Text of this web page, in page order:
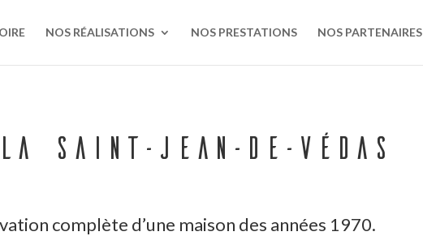
NOS RÉALISATIONS NOS PRESTATIONS NOS PARTENAIRES
Saint-Jean-de-Védas
complète d’une maison des années 1970.